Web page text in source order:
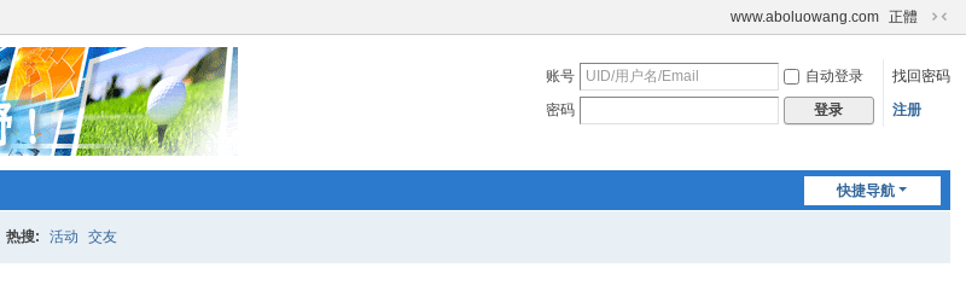
www.aboluowang.com 正體
切
到
账号 自动登录
找回密码
密码
登录 注册
快捷导航
热搜: 活动 交友